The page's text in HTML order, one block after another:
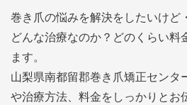
巻き爪の悩みを解決をしたいけど
どんな治療なのか？どのくらい
ます。
山梨県南都留郡巻き爪矯正センタ
や治療方法、料金をしっかりとお